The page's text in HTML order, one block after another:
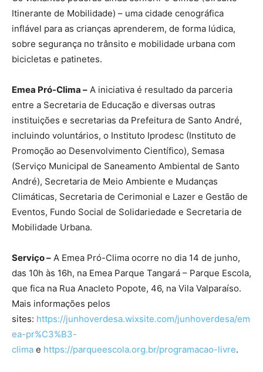
Itinerante de Mobilidade) – uma cidade cenográfica
inflável para as crianças aprenderem, de forma lúdica,
sobre segurança no trânsito e mobilidade urbana com
bicicletas e patinetes.
Emea Pró-Clima – A iniciativa é resultado da parceria
entre a Secretaria de Educação e diversas outras
instituições e secretarias da Prefeitura de Santo André,
incluindo voluntários, o Instituto Iprodesc (Instituto de
Promoção ao Desenvolvimento Científico), Semasa
(Serviço Municipal de Saneamento Ambiental de Santo
André), Secretaria de Meio Ambiente e Mudanças
Climáticas, Secretaria de Cerimonial e Lazer e Gestão de
Eventos, Fundo Social de Solidariedade e Secretaria de
Mobilidade Urbana.
Serviço – A Emea Pró-Clima ocorre no dia 14 de junho,
das 10h às 16h, na Emea Parque Tangará – Parque Escola,
que fica na Rua Anacleto Popote, 46, na Vila Valparaíso.
Mais informações pelos
sites: https://junhoverdesa.wixsite.com/junhoverdesa/em
ea-pr%C3%B3-
clima e https://parqueescola.org.br/programacao-livre.